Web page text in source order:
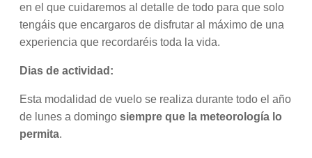
en el que cuidaremos al detalle de todo para que solo
tengáis que encargaros de disfrutar al máximo de una
experiencia que recordaréis toda la vida.
Dias de actividad:
Esta modalidad de vuelo se realiza durante todo el año
de lunes a domingo siempre que la meteorología lo
permita.